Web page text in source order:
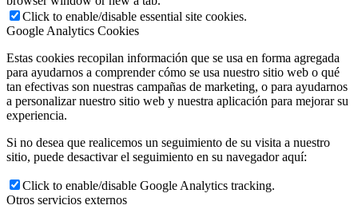
Click to enable/disable essential site cookies.
Google Analytics Cookies
Estas cookies recopilan información que se usa en forma agregada
para ayudarnos a comprender cómo se usa nuestro sitio web o qué
tan efectivas son nuestras campañas de marketing, o para ayudarnos
a personalizar nuestro sitio web y nuestra aplicación para mejorar su
experiencia.
Si no desea que realicemos un seguimiento de su visita a nuestro
sitio, puede desactivar el seguimiento en su navegador aquí:
Click to enable/disable Google Analytics tracking.
Otros servicios externos